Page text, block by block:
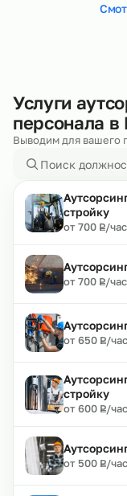
Услуги
персонала в
Выводим для вашего
стройку
от 700 ₽
Р/час
от 700 ₽
Р/час
от 650 ₽
Р/час
стройку
от 600 ₽
Р/час
от 500 ₽
Р/час